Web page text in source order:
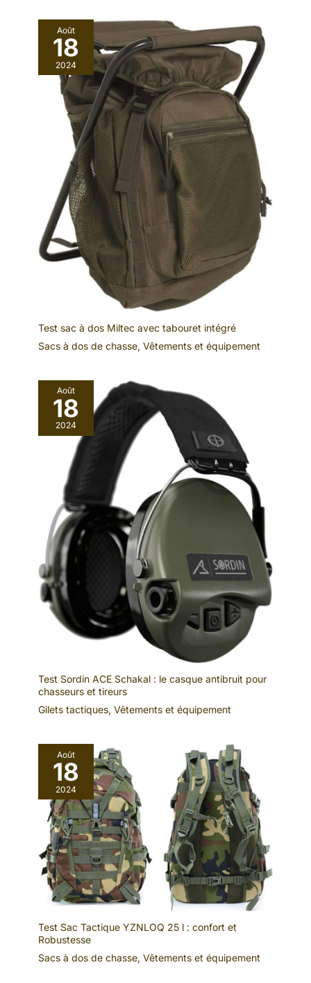
Août
18
2024
Test sac à dos Miltec avec tabouret intégré
Sacs à dos de chasse, Vêtements et équipement
Août
18
2024
Test Sordin ACE Schakal : le casque antibruit pour
chasseurs et tireurs
Gilets tactiques, Vêtements et équipement
Août
18
2024
Test Sac Tactique YZNLOQ 25 l : confort et
Robustesse
Sacs à dos de chasse, Vêtements et équipement